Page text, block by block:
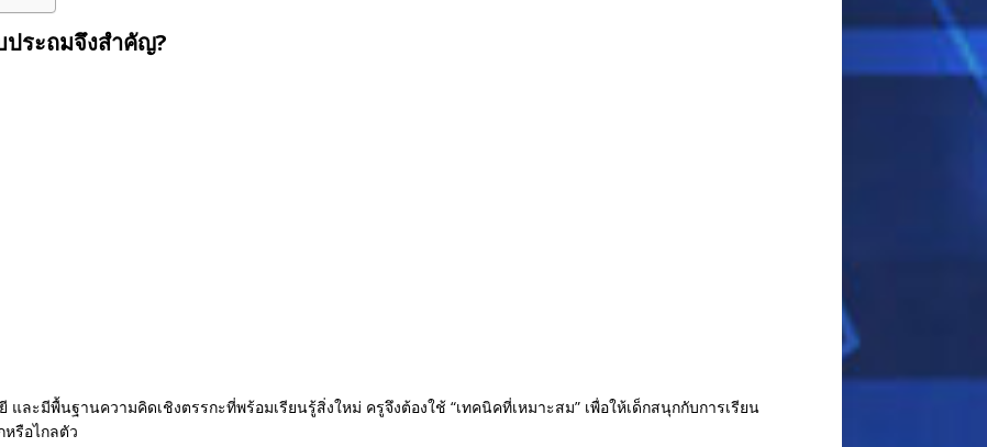
ประถมจึงสำคัญ?
และมีพื้นฐานความคิดเชิงตรรกะที่พร้อมเรียนรู้สิ่งใหม่ ครูจึงต้องใช้ “เทคนิคที่เหมาะสม” เพื่อให้เด็กสนุกกับการเรียน
รือไกลตัว